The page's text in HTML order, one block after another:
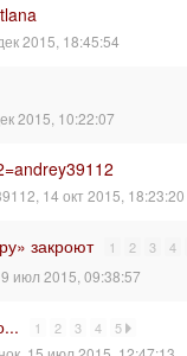
2015, 18:45:54
2015, 10:22:07
14 окт 2015, 18:23:20
закроют 1 2 3 4
9 июл 2015, 09:38:57
1 2 3 4 5